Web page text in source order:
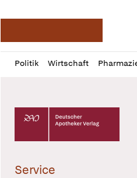
Politik Wirtschaft
Profil
öffnen
Daz
Pur
Deutscher Apotheker Verlag
Service